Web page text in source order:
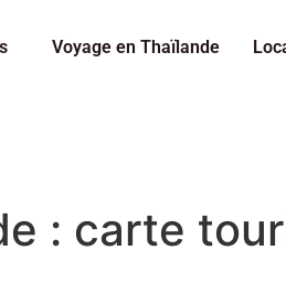
Voyage en Thaïlande
: carte